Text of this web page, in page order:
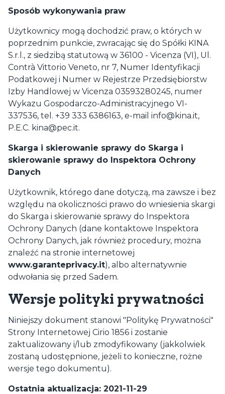
Sposób wykonywania praw
Użytkownicy mogą dochodzić praw, o których w
poprzednim punkcie, zwracając się do Spółki KINA
S.r.l., z siedzibą statutową w 36100 - Vicenza (VI), Ul.
Contrà Vittorio Veneto, nr 7, Numer Identyfikacji
Podatkowej i Numer w Rejestrze Przedsiębiorstw
Izby Handlowej w Vicenza 03593280245, numer
Wykazu Gospodarczo-Administracyjnego VI-
337536, tel. +39 333 6386163, e-mail info@kina.it,
P.E.C. kina@pec.it.
Skarga i skierowanie sprawy do Skarga i
skierowanie sprawy do Inspektora Ochrony
Danych
Użytkownik, którego dane dotyczą, ma zawsze i bez
względu na okoliczności prawo do wniesienia skargi
do Skarga i skierowanie sprawy do Inspektora
Ochrony Danych (dane kontaktowe Inspektora
Ochrony Danych, jak również procedury, można
znaleźć na stronie internetowej
www.garanteprivacy.it), albo alternatywnie
odwołania się przed Sadem.
Wersje polityki prywatności
Niniejszy dokument stanowi "Politykę Prywatności"
Strony Internetowej Cirio 1856 i zostanie
zaktualizowany i/lub zmodyfikowany (jakkolwiek
zostaną udostępnione, jeżeli to konieczne, rożne
wersje tego dokumentu).
Ostatnia aktualizacja: 2021-11-29